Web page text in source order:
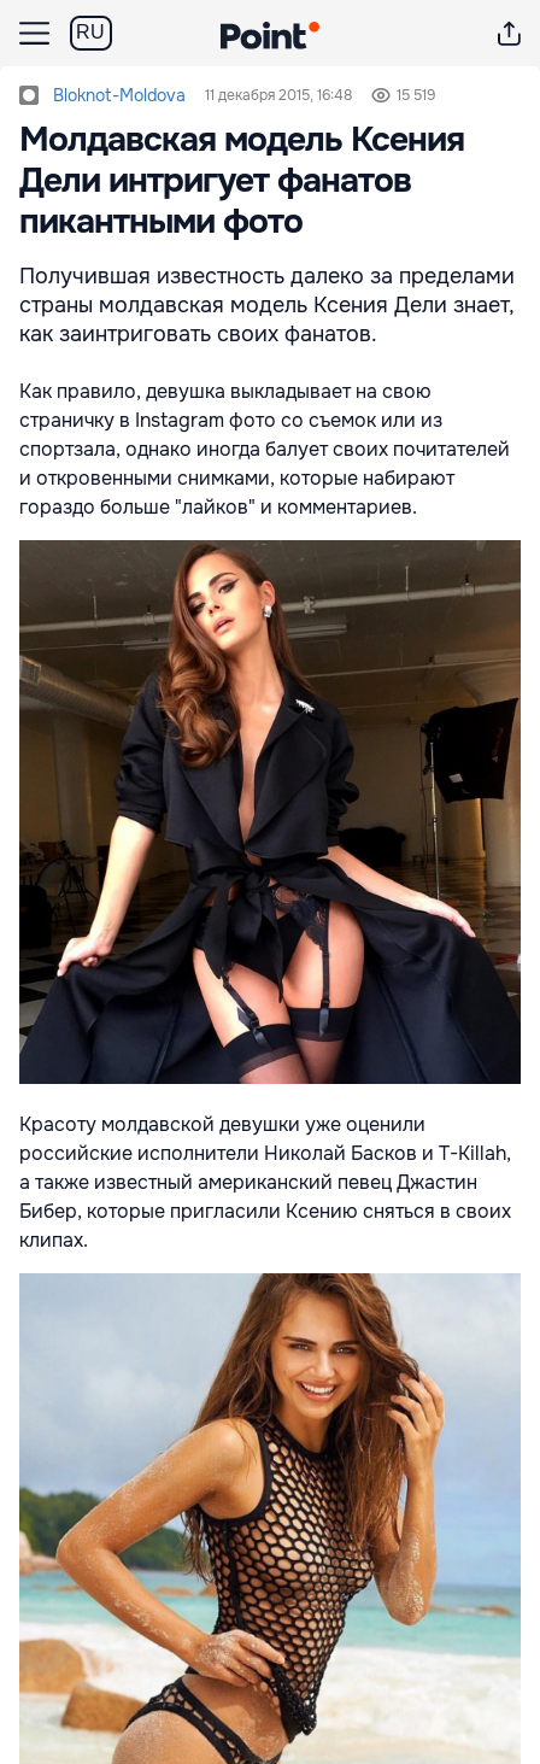
RU
Bloknot-Moldova 11 декабря 2015, 16:48 15 519
Молдавская модель Ксения
Дели интригует фанатов
пикантными фото
Получившая известность далеко за пределами
страны молдавская модель Ксения Дели знает,
как заинтриговать своих фанатов.
Как правило, девушка выкладывает на свою
страничку в Instagram фото со съемок или из
спортзала, однако иногда балует своих почитателей
и откровенными снимками, которые набирают
гораздо больше "лайков" и комментариев.
Красоту молдавской девушки уже оценили
российские исполнители Николай Басков и T-Killah,
а также известный американский певец Джастин
Бибер, которые пригласили Ксению сняться в своих
клипах.